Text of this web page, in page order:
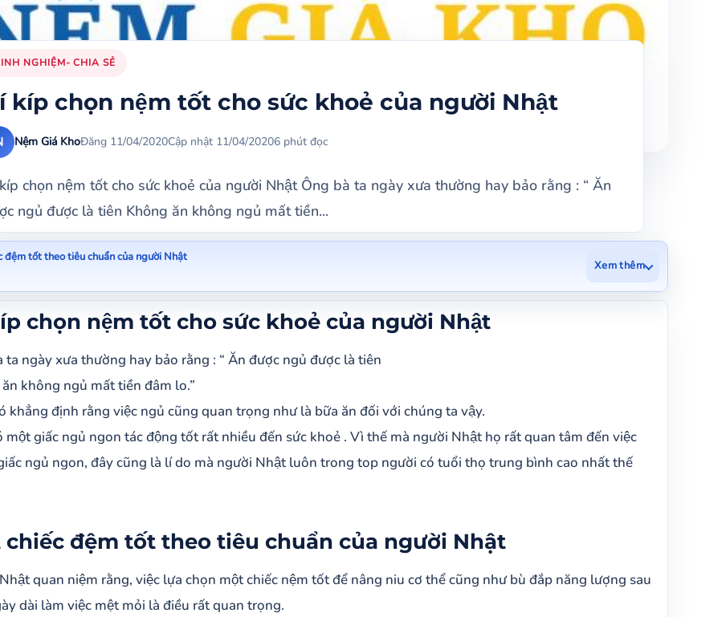
NGHIỆM- CHIA SẺ
kíp chọn nệm tốt cho sức khoẻ của người Nhật
Nệm Giá KhoĐăng 11/04/2020Cập nhật 11/04/20206 phút đọc
chọn nệm tốt cho sức khoẻ của người Nhật Ông bà ta ngày xưa thường hay bảo rằng : “ Ăn
ngủ được là tiên Không ăn không ngủ mất tiền...
đệm tốt theo tiêu chuẩn của người Nhật
Xem thêm
chọn nệm tốt cho sức khoẻ của người Nhật
TỐ CỨNG MỀM
TỐ CHẤT LIỆU
►YẾU TỐ THOẢI MÁI
chọn nệm tốt cho sức khoẻ của người Nhật
ta ngày xưa thường hay bảo rằng : “ Ăn được ngủ được là tiên
không ngủ mất tiền đâm lo.”
khẳng định rằng việc ngủ cũng quan trọng như là bữa ăn đối với chúng ta vậy.
một giấc ngủ ngon tác động tốt rất nhiều đến sức khoẻ . Vì thế mà người Nhật họ rất quan tâm đến việc
ngủ ngon, đây cũng là lí do mà người Nhật luôn trong top người có tuổi thọ trung bình cao nhất thế
chiếc đệm tốt theo tiêu chuẩn của người Nhật
quan niệm rằng, việc lựa chọn một chiếc nệm tốt để nâng niu cơ thể cũng như bù đắp năng lượng sau
dài làm việc mệt mỏi là điều rất quan trọng.